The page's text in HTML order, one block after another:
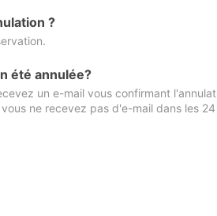
?
été annulée?
un e-mail vous confirmant
ne recevez pas d'e-mail dans les